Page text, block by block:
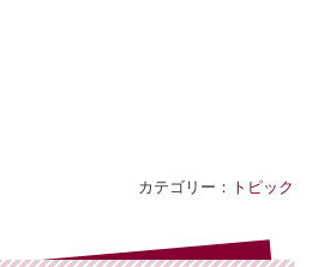
カテゴリー： トピック